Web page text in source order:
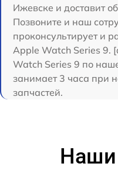
Ижевске и доставит
Позвоните и наш
проконсультирует и
Apple Watch Series 9.
Watch Series 9 по
занимает 3 часа при
запчастей.
Наши